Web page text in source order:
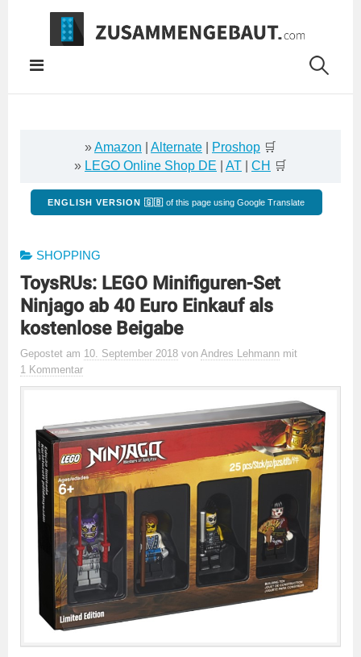
Springe
Inhalt
»Amazon Alternate Proshop 🛒
» LEGO Online Shop DE AT CH 🛒
ENGLISH VERSION 🇬🇧 of this page using Google Translate
SHOPPING
ToysRUs: LEGO Minifiguren-Set
Ninjago ab 40 Euro Einkauf als
kostenlose Beigabe
Gepostet am 10. September 2018 von Andres Lehmann mit
1 Kommentar